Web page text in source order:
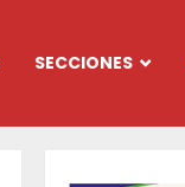
SECCIONES